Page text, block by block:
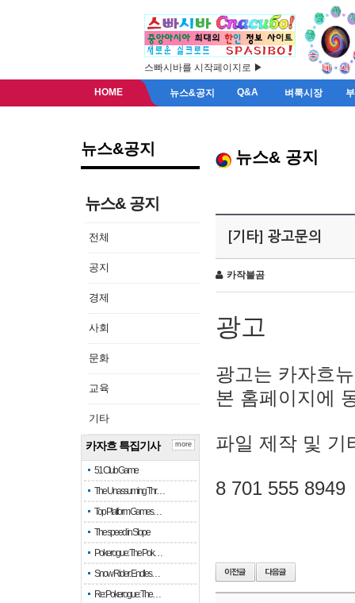
스빠시바를 시작페이지로 ▶
HOME 뉴스&공지 Q&A 벼룩시장
뉴스&공지
뉴스& 공지
전체
공지
경제
사회
문화
교육
기타
카자흐 특집기사
51 Club Game
The Unassuming Thr…
Top Platform Games…
The speed in Slope
Pokerogue: The Pok…
Snow Rider: Endles…
Re: Pokerogue: The…
more
뉴스& 공지
[기타] 광고문의
카작불곰
광고
광고는 카자흐
본 홈페이지에
파일 제작 및 기
8 701 555 8949